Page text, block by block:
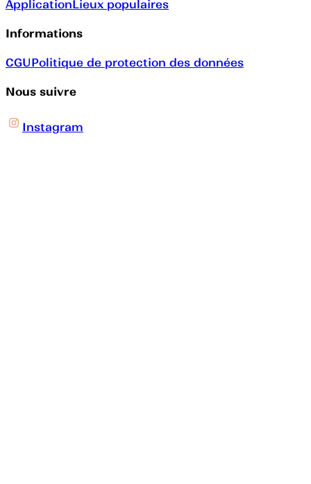
ApplicationLieux populaires
Informations
CGUPolitique de protection des données
Nous suivre
Instagram